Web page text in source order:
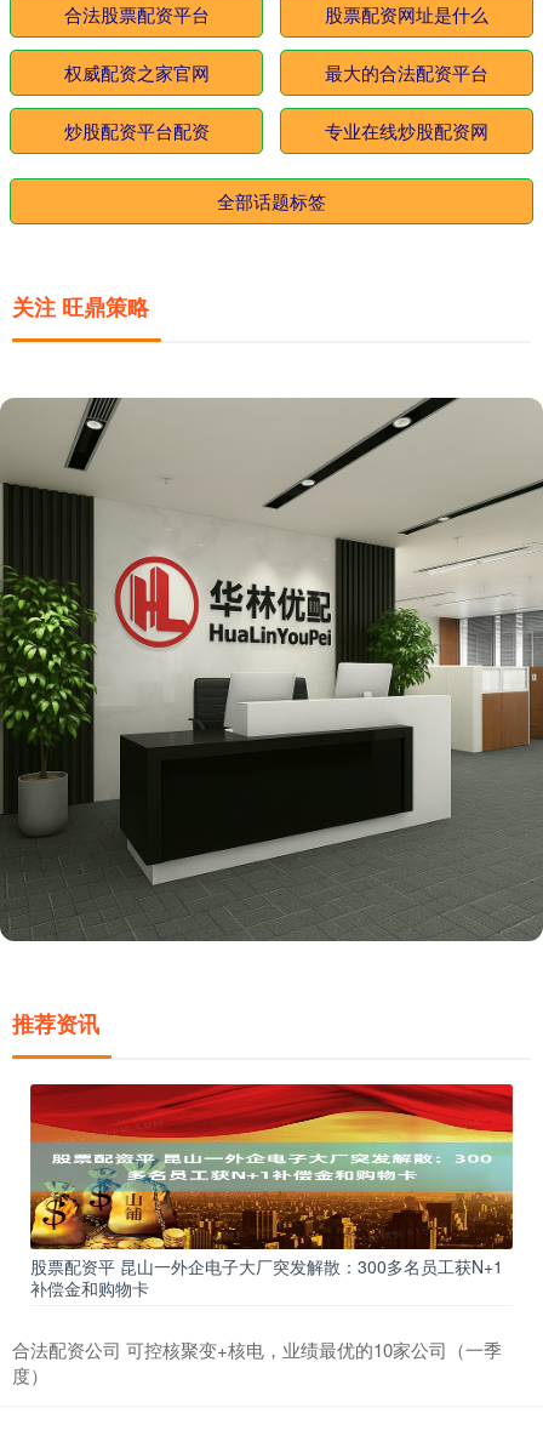
合法股票配资平台 股票配资网址是什么
权威配资之家官网 最大的合法配资平台
炒股配资平台配资 专业在线炒股配资网
全部话题标签
关注 旺鼎策略
推荐资讯
股票配资平 昆山一外企电子大厂突发解散：300多名员工获N+1
补偿金和购物卡
合法配资公司 可控核聚变+核电，业绩最优的10家公司（一季
度）